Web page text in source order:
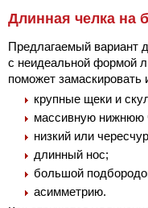
Длинная челка на
Предлагаемый вариант
с неидеальной формой
поможет замаскировать
крупные щеки и
массивную нижнюю
низкий или
длинный нос;
большой
асимметрию.